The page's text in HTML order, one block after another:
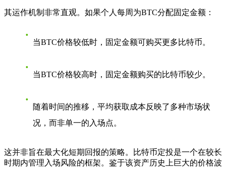
其运作机制非常直观。如果个人每周为BTC分配固定金额：
当BTC价格较低时，固定金额可购买更多比特币。
当BTC价格较高时，固定金额购买的比特币较少。
随着时间的推移，平均获取成本反映了多种市场状
况，而非单一的入场点。
这并非旨在最大化短期回报的策略。比特币定投是一个在较长
时期内管理入场风险的框架。鉴于该资产历史上巨大的价格波